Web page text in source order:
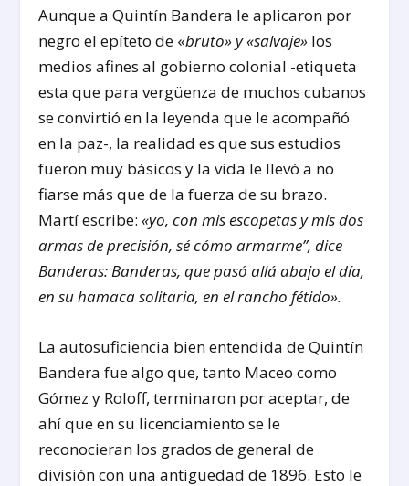
Aunque a Quintín Bandera le aplicaron por
negro el epíteto de «bruto» y «salvaje» los
medios afines al gobierno colonial -etiqueta
esta que para vergüenza de muchos cubanos
se convirtió en la leyenda que le acompañó
en la paz-, la realidad es que sus estudios
fueron muy básicos y la vida le llevó a no
fiarse más que de la fuerza de su brazo.
Martí escribe:«yo, con mis escopetas y mis dos
armas de precisión, sé cómo armarme”, dice
Banderas: Banderas, que pasó allá abajo el día,
en su hamaca solitaria, en el rancho fétido».
La autosuficiencia bien entendida de Quintín
Bandera fue algo que, tanto Maceo como
Gómez y Roloff, terminaron por aceptar, de
ahí que en su licenciamiento se le
reconocieran los grados de general de
división con una antigüedad de 1896. Esto le